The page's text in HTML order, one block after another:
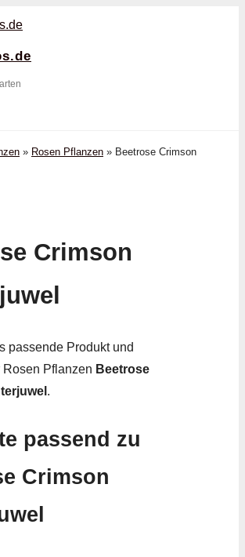
» Rosen Pflanzen » Beetrose Crimson
Crimson
passende Produkt und
Rosen Pflanzen Beetrose
.
passend zu
Crimson